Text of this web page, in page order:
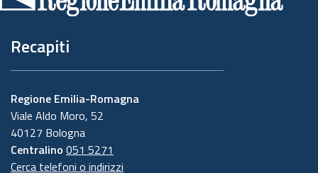
Recapiti
Regione Emilia-Romagna
Viale Aldo Moro, 52
40127 Bologna
Centralino 051 5271
Cerca telefoni o indirizzi